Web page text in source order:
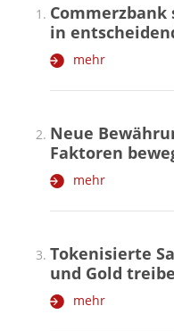
in
mehr
Neue
Faktoren
mehr
Tokenisierte
und Gold
mehr